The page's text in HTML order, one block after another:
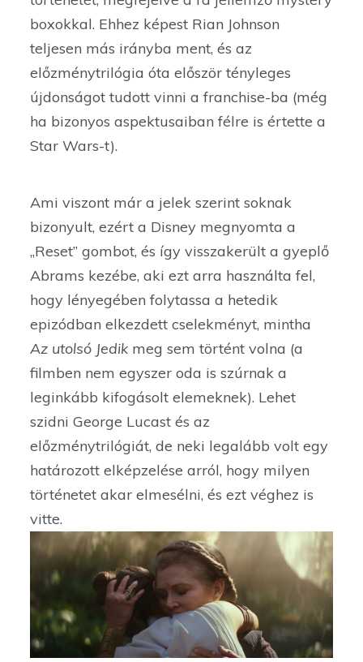
boxokkal. Ehhez képest Rian Johnson
teljesen más irányba ment, és az
előzménytrilógia óta először tényleges
újdonságot tudott vinni a franchise-ba (még
ha bizonyos aspektusaiban félre is értette a
Star Wars-t).
Ami viszont már a jelek szerint soknak
bizonyult, ezért a Disney megnyomta a
„Reset” gombot, és így visszakerült a gyeplő
Abrams kezébe, aki ezt arra használta fel,
hogy lényegében folytassa a hetedik
epizódban elkezdett cselekményt, mintha
Az utolsó Jedik meg sem történt volna (a
filmben nem egyszer oda is szúrnak a
leginkább kifogásolt elemeknek). Lehet
szidni George Lucast és az
előzménytrilógiát, de neki legalább volt egy
határozott elképzelése arról, hogy milyen
történetet akar elmesélni, és ezt véghez is
vitte.